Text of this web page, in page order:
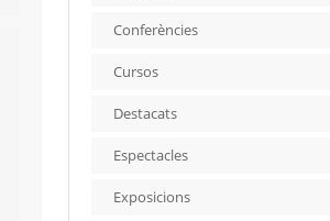
Conferències
Cursos
Destacats
Espectacles
Exposicions